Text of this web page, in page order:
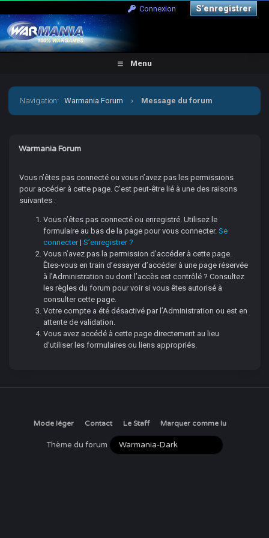
Connexion S’enregistrer
Menu
Navigation:Warmania Forum › Message du forum
Warmania Forum
Vous n’êtes pas connecté ou vous n’avez pas les permissions
pour accéder à cette page. C’est peut-être lié à une des raisons
suivantes :
Vous n’êtes pas connecté ou enregistré. Utilisez le
formulaire au bas de la page pour vous connecter.Se
connecter|S’enregistrer ?
Vous n’avez pas la permission d’accéder à cette page.
Êtes-vous en train d’essayer d’accéder à une page réservée
à l’Administration ou dont l’accès est contrôlé ? Consultez
les règles du forum pour voir si vous êtes autorisé à
consulter cette page.
Votre compte a été désactivé par l’Administration ou est en
attente de validation.
Vous avez accédé à cette page directement au lieu
d’utiliser les formulaires ou liens appropriés.
Mode léger Contact Le Staff Marquer comme lu
Thème du forum